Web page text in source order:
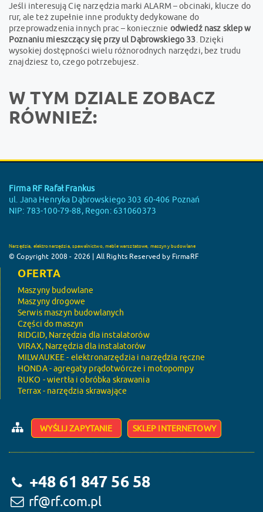
Jeśli interesują Cię narzędzia marki ALARM – obcinaki, klucze do
rur, ale też zupełnie inne produkty dedykowane do
przeprowadzenia innych prac – koniecznie odwiedź nasz sklep w
Poznaniu mieszczący się przy ul Dąbrowskiego 33. Dzięki
wysokiej dostępności wielu różnorodnych narzędzi, bez trudu
znajdziesz to, czego potrzebujesz.
W TYM DZIALE ZOBACZ
RÓWNIEŻ:
Firma RF Rafał Frankus
ul. Jana Henryka Dąbrowskiego 303 60-406 Poznań
NIP: 783-100-79-88, Regon: 631060373
Narzędzia, elektronarzędzia, spawalnictwo, meble warsztatowe, maszyny budowlane
© Copyright 2008 - 2026 | All Rights Reserved by FirmaRF
OFERTA
Maszyny budowlane
Maszyny drogowe
Serwis maszyn budowlanych
Części do maszyn
RIDGID, Narzędzia dla instalatorów
VIRAX, Narzędzia dla instalatorów
MILWAUKEE - elektronarzędzia i narzędzia ręczne
HONDA - agregaty prądotwórcze i motopompy
RUKO - wiertła i obróbka skrawania
Terrax - narzędzia skrawające
WYŚLIJ ZAPYTANIE SKLEP INTERNETOWY
+48 61 847 56 58
rf@rf.com.pl